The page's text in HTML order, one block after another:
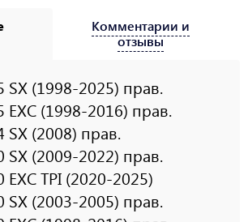
SX (1998-2025) прав.
EXC (1998-2016) прав.
SX (2008) прав.
SX (2009-2022) прав.
EXC TPI (2020-2025)
SX (2003-2005) прав.
Комментарии и
отзывы